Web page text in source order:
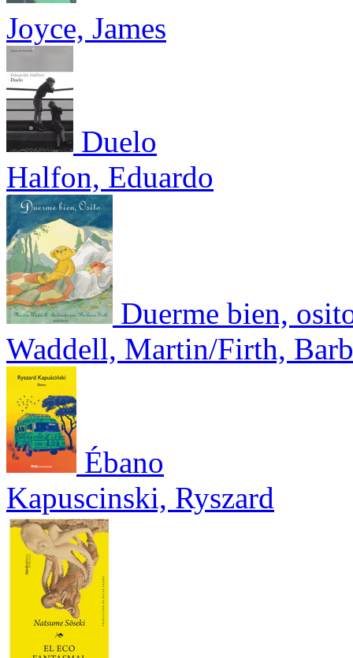
Joyce, James
Duelo
Halfon, Eduardo
Duerme bien,
Waddell, Martin/Firth,
Ébano
Kapuscinski, Ryszard